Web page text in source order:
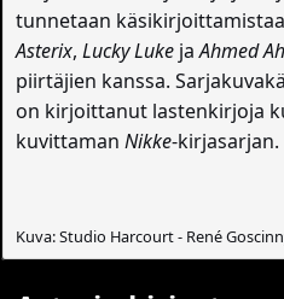
tunnetaan
Asterix,Lucky Luke jaAhmed
piirtäjien kanssa.
on kirjoittanut lastenkirjoja
kuvittamanNikke-kirjasarjan.
Kuva: Studio Harcourt - René